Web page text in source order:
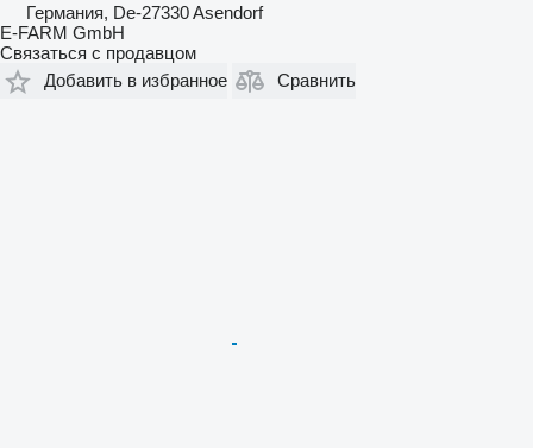
Германия, De-27330 Asendorf
E-FARM GmbH
Связаться с продавцом
Добавить в избранное
Сравнить